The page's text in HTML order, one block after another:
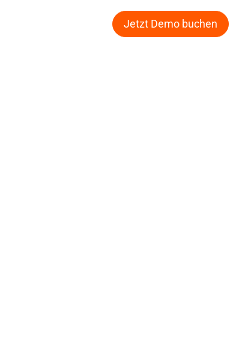
Jetzt Demo buchen